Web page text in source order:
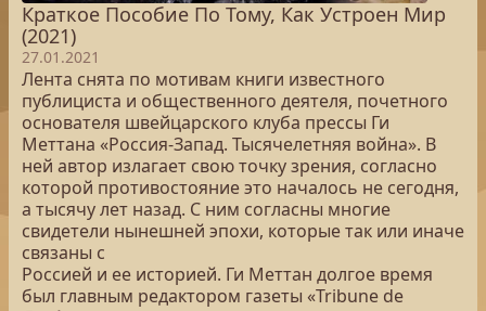
Краткое Пособие По Тому, Как Устроен Мир
(2021)
27.01.2021
Лента снята по мотивам книги известного
публициста и общественного деятеля, почетного
основателя швейцарского клуба прессы Ги
Меттана «Россия-Запад. Тысячелетняя война». В
ней автор излагает свою точку зрения, согласно
которой противостояние это началось не сегодня,
а тысячу лет назад. С ним согласны многие
свидетели нынешней эпохи, которые так или иначе
связаны с
Россией и ее историей. Ги Меттан долгое время
был главным редактором газеты «Tribune de